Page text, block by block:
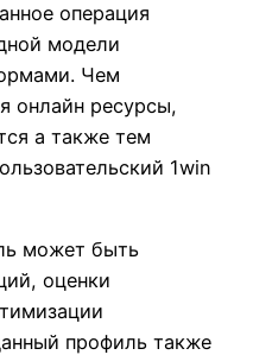
операция
модели
Чем
онлайн ресурсы,
а также тем
1win
может быть
оценки
профиль также